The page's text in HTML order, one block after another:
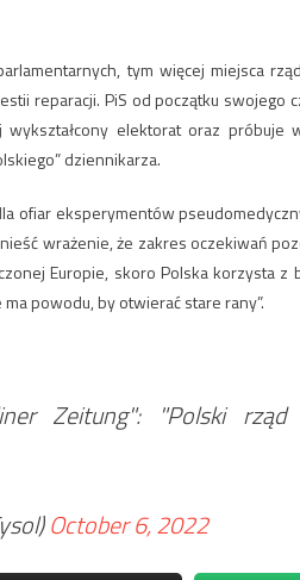
tym więcej miejsca
reparacji. PiS od początku
elektorat oraz próbuje
dziennikarza.
ofiar eksperymentów
wrażenie, że zakres oczekiwań
Europie, skoro Polska korzysta z
powodu, by otwierać stare rany”.
Zeitung": "Polski
October 6, 2022